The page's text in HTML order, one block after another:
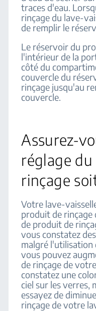
traces d'eau.
rinçage du lave-
de remplir le
Le réservoir du
l'intérieur de la
côté du
couvercle du
rinçage jusqu'au
couvercle.
Assurez-
réglage
rinçage
Votre lave-
produit de
de produit de
vous constatez
malgré l'utilisation
vous pouvez
de rinçage de
constatez une
ciel sur les verres,
essayez de
rinçage de votre